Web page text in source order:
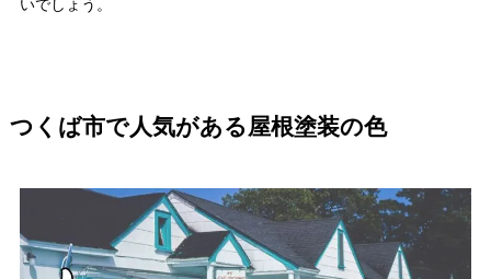
いでしょう。
つくば市で人気がある屋根塗装の色